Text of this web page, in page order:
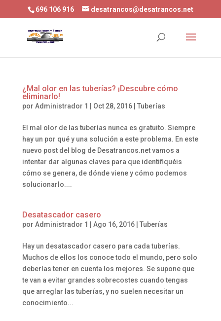
696 106 916 desatrancos@desatrancos.net
¿Mal olor en las tuberías? ¡Descubre cómo
eliminarlo!
por Administrador 1 Oct 28, 2016| Tuberías
El mal olor de las tuberías nunca es gratuito. Siempre
hay un por qué y una solución a este problema. En este
nuevo post del blog de Desatrancos.net vamos a
intentar dar algunas claves para que identifiquéis
cómo se genera, de dónde viene y cómo podemos
solucionarlo....
Desatascador casero
por Administrador 1 Ago 16, 2016| Tuberías
Hay un desatascador casero para cada tuberías.
Muchos de ellos los conoce todo el mundo, pero solo
deberías tener en cuenta los mejores. Se supone que
te van a evitar grandes sobrecostes cuando tengas
que arreglar las tuberías, y no suelen necesitar un
conocimiento...